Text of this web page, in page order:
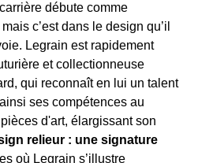
débute comme
c’est dans le design qu’il
Legrain est rapidement
et collectionneuse
qui reconnaît en lui un talent
ses compétences au
d'art, élargissant son
relieur : une signature
où Legrain s’illustre